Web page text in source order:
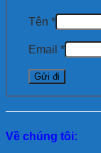
Tên *
Email *
Về chúng tôi: